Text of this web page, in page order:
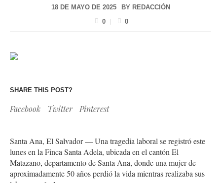
18 DE MAYO DE 2025 BY REDACCIÓN
0
0
SHARE THIS POST?
Facebook Twitter Pinterest
Santa Ana, El Salvador — Una tragedia laboral se registró este
lunes en la Finca Santa Adela, ubicada en el cantón El
Matazano, departamento de Santa Ana, donde una mujer de
aproximadamente 50 años perdió la vida mientras realizaba sus